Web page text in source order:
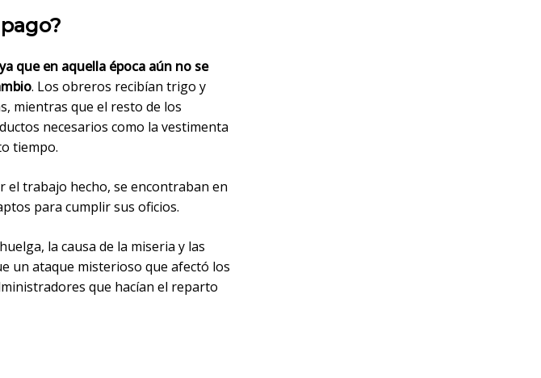
que en aquella época aún no se
. Los obreros recibían trigo y
mientras que el resto de los
necesarios como la vestimenta
tiempo.
el trabajo hecho, se encontraban en
para cumplir sus oficios.
la causa de la miseria y las
un ataque misterioso que afectó los
que hacían el reparto